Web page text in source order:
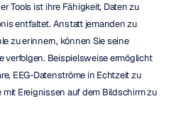
Tools ist ihre Fähigkeit, Daten zu
entfaltet. Anstatt jemanden zu
zu erinnern, können Sie seine
verfolgen. Beispielsweise ermöglicht
EEG-Datenströme in Echtzeit zu
Ereignissen auf dem Bildschirm zu